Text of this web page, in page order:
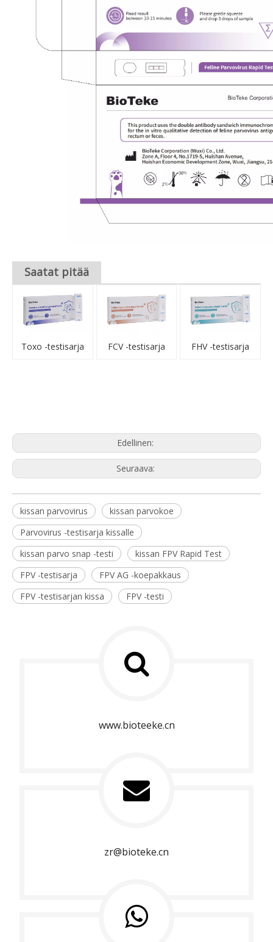
Saatat pitää
Toxo -testisarja FCV -testisarja FHV -testisarja
Edellinen:
Seuraava:
kissan parvovirus
kissan parvokoe
Parvovirus -testisarja kissalle
kissan parvo snap -testi
kissan FPV Rapid Test
FPV -testisarja
FPV AG -koepakkaus
FPV -testisarjan kissa
FPV -testi
www.bioteeke.cn
zr@bioteke.cn